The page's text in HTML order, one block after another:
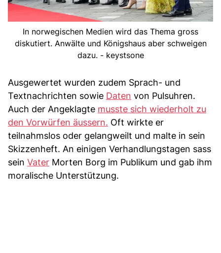
In norwegischen Medien wird das Thema gross
diskutiert. Anwälte und Königshaus aber schweigen
dazu. - keystsone
Ausgewertet wurden zudem Sprach- und
Textnachrichten sowie Daten von Pulsuhren.
Auch der Angeklagte musste sich wiederholt zu
den Vorwürfen äussern. Oft wirkte er
teilnahmslos oder gelangweilt und malte in sein
Skizzenheft. An einigen Verhandlungstagen sass
sein Vater Morten Borg im Publikum und gab ihm
moralische Unterstützung.